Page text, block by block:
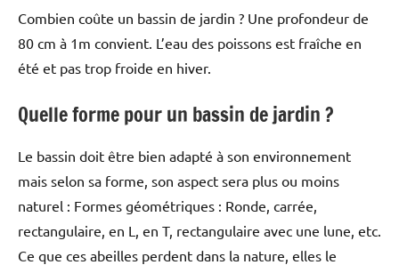
Combien coûte un bassin de jardin ? Une profondeur de
80 cm à 1m convient. L’eau des poissons est fraîche en
été et pas trop froide en hiver.
Quelle forme pour un bassin de jardin ?
Le bassin doit être bien adapté à son environnement
mais selon sa forme, son aspect sera plus ou moins
naturel : Formes géométriques : Ronde, carrée,
rectangulaire, en L, en T, rectangulaire avec une lune, etc.
Ce que ces abeilles perdent dans la nature, elles le